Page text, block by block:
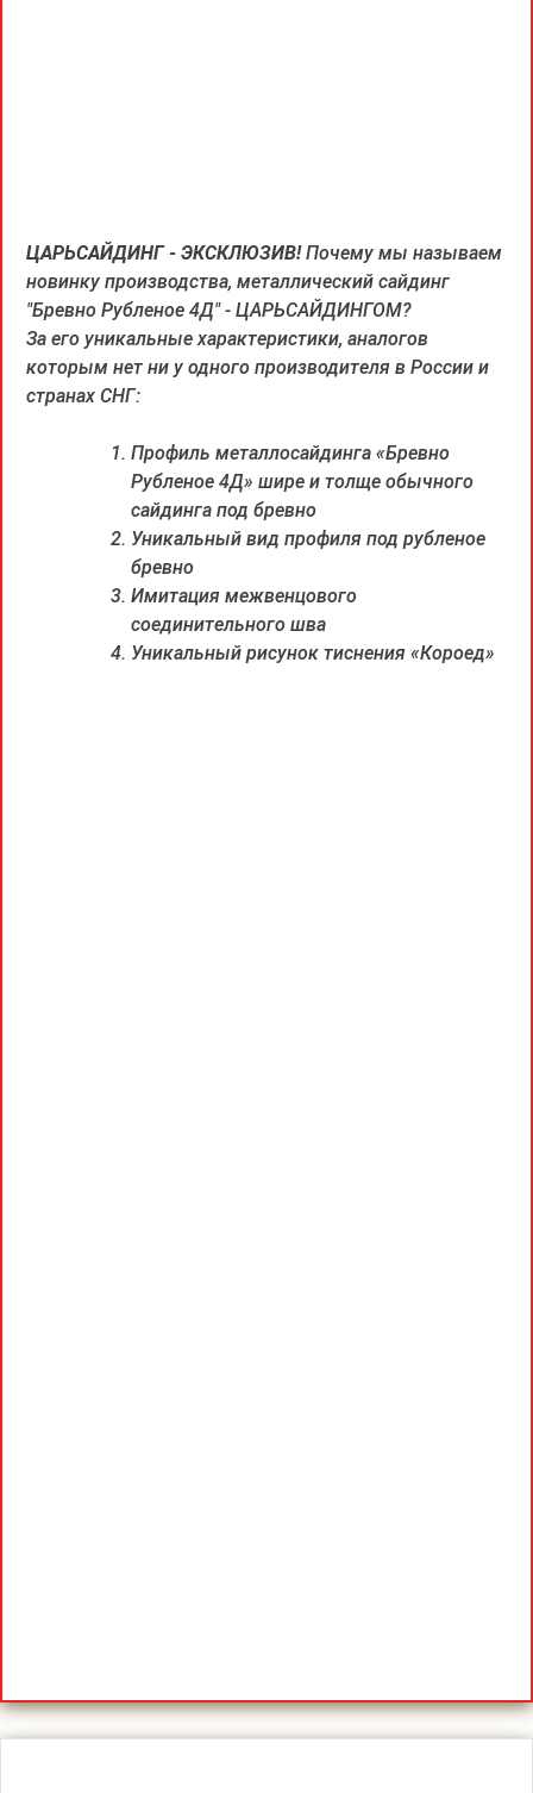
ЦАРЬСАЙДИНГ - ЭКСКЛЮЗИВ!Почему мы называем
новинку производства, металлический сайдинг
"Бревно Рубленое 4Д" - ЦАРЬСАЙДИНГОМ?
За его уникальные характеристики, аналогов
которым нет ни у одного производителя в России и
странах СНГ:
Профиль металлосайдинга «Бревно
Рубленое 4Д» шире и толще обычного
сайдинга под бревно
Уникальный вид профиля под рубленое
бревно
Имитация межвенцового
соединительного шва
Уникальный рисунок тиснения «Короед»